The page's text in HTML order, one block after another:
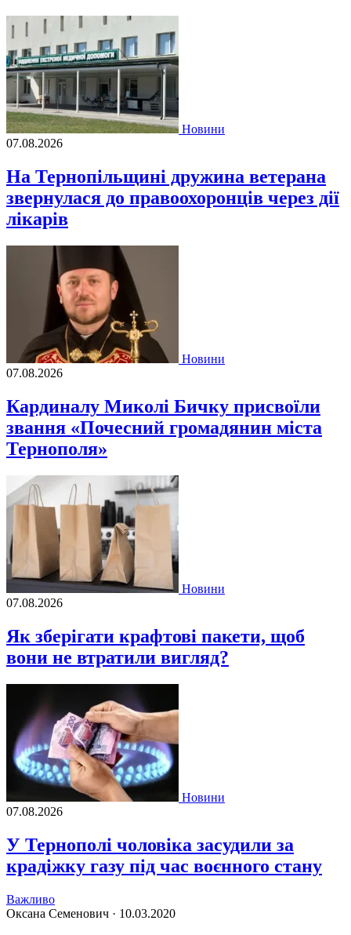
Новини
07.08.2026
На Тернопільщині дружина ветерана
звернулася до правоохоронців через дії
лікарів
Новини
07.08.2026
Кардиналу Миколі Бичку присвоїли
звання «Почесний громадянин міста
Тернополя»
Новини
07.08.2026
Як зберігати крафтові пакети, щоб
вони не втратили вигляд?
Новини
07.08.2026
У Тернополі чоловіка засудили за
крадіжку газу під час воєнного стану
Важливо
Оксана Семенович · 10.03.2020